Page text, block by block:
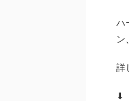
ハ
ン
詳